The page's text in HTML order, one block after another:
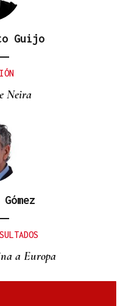
Guijo
Neira
a Europa